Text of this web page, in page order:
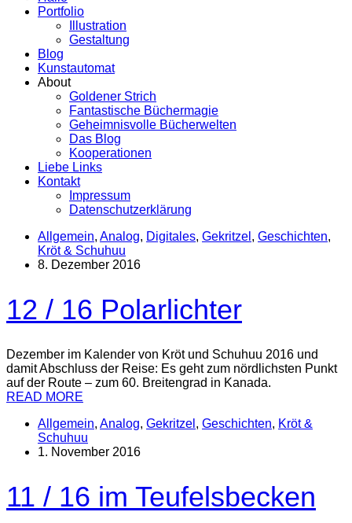
Portfolio
Illustration
Gestaltung
Blog
Kunstautomat
About
Goldener Strich
Fantastische Büchermagie
Geheimnisvolle Bücherwelten
Das Blog
Kooperationen
Liebe Links
Kontakt
Impressum
Datenschutzerklärung
Allgemein, Analog, Digitales, Gekritzel , Geschichten,
Kröt & Schuhuu
8. Dezember 2016
12 / 16 Polarlichter
Dezember im Kalender von Kröt und Schuhuu 2016 und
damit Abschluss der Reise: Es geht zum nördlichsten Punkt
auf der Route – zum 60. Breitengrad in Kanada.
READ MORE
Allgemein, Analog, Gekritzel , Geschichten, Kröt &
Schuhuu
1. November 2016
11 / 16 im Teufelsbecken